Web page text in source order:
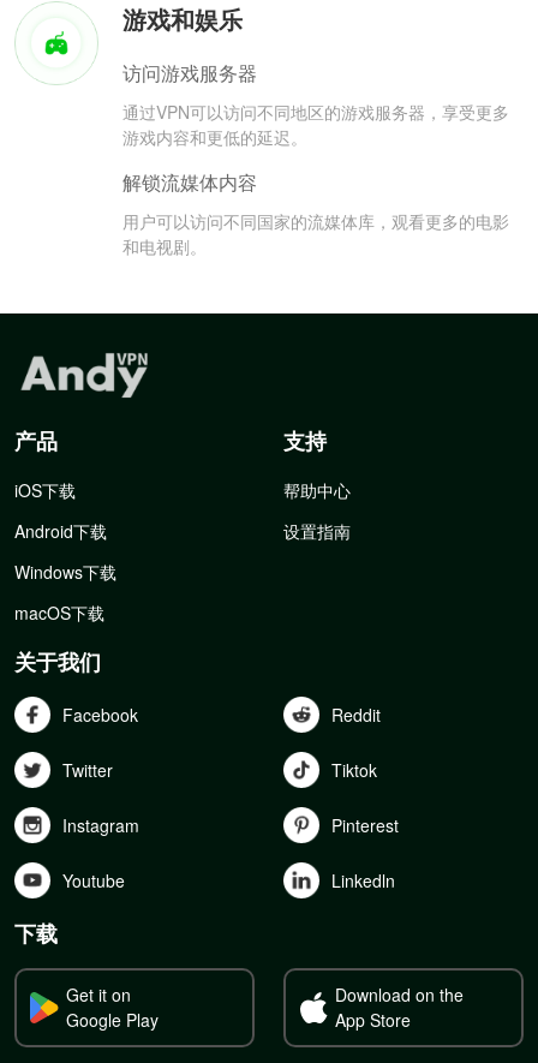
游戏和娱乐
访问游戏服务器
通过VPN可以访问不同地区的游戏服务器，享受更多
游戏内容和更低的延迟。
解锁流媒体内容
用户可以访问不同国家的流媒体库，观看更多的电影
和电视剧。
产品
iOS下载
Android下载
Windows下载
macOS下载
支持
帮助中心
设置指南
关于我们
Facebook Reddit
Twitter Tiktok
Instagram Pinterest
Youtube Linkedln
下载
Get it on
Google Play
Download on the
App Store